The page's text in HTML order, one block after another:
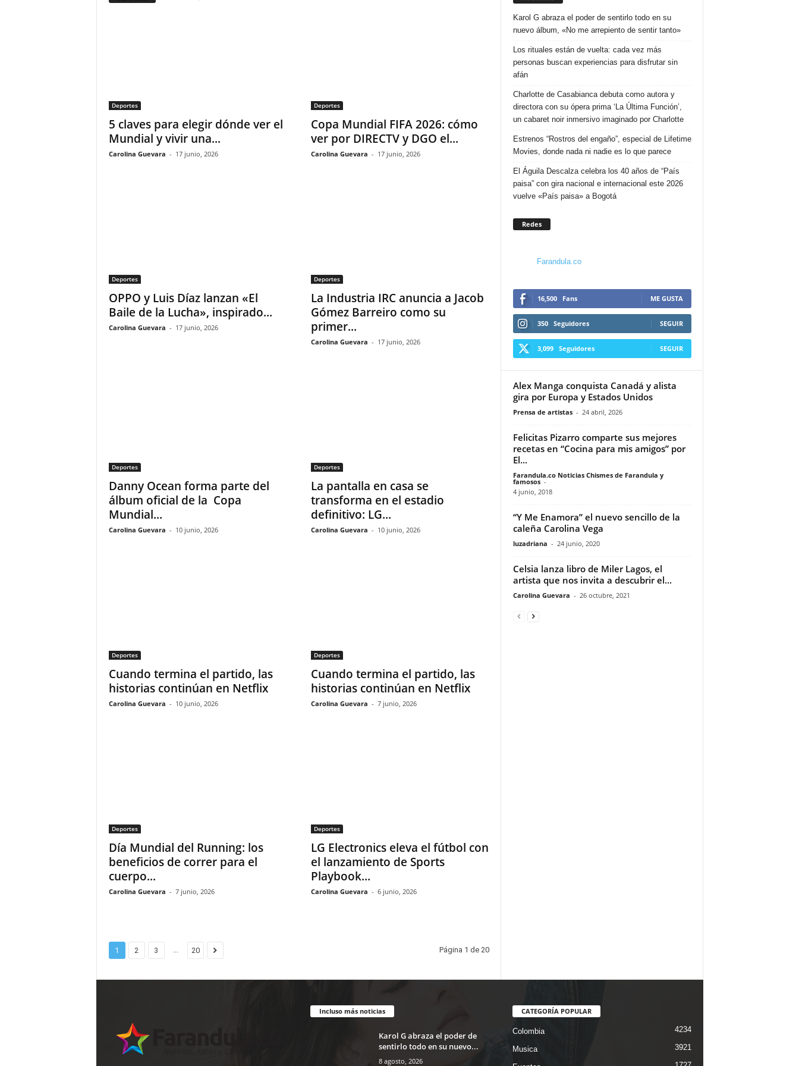
Deportes
5 claves para elegir dónde ver el
Mundial y vivir una...
Carolina Guevara - 17 junio, 2026
Deportes
Copa Mundial FIFA 2026: cómo
ver por DIRECTV y DGO el...
Carolina Guevara - 17 junio, 2026
Deportes
OPPO y Luis Díaz lanzan «El
Baile de la Lucha», inspirado...
Carolina Guevara - 17 junio, 2026
Deportes
La Industria IRC anuncia a Jacob
Gómez Barreiro como su
primer...
Carolina Guevara - 17 junio, 2026
Deportes
Danny Ocean forma parte del
álbum oficial de la Copa
Mundial...
Carolina Guevara - 10 junio, 2026
Deportes
La pantalla en casa se
transforma en el estadio
definitivo: LG...
Carolina Guevara - 10 junio, 2026
Deportes
Cuando termina el partido, las
historias continúan en Netflix
Carolina Guevara - 10 junio, 2026
Deportes
Cuando termina el partido, las
historias continúan en Netflix
Carolina Guevara - 7 junio, 2026
Deportes
Día Mundial del Running: los
beneficios de correr para el
cuerpo...
Carolina Guevara - 7 junio, 2026
Deportes
LG Electronics eleva el fútbol con
el lanzamiento de Sports
Playbook...
Carolina Guevara - 6 junio, 2026
1 2 3 ... 20 Página 1 de 20
Karol G abraza el poder de sentirlo todo en su
nuevo álbum, «No me arrepiento de sentir tanto»
Los rituales están de vuelta: cada vez más
personas buscan experiencias para disfrutar sin
afán
Charlotte de Casabianca debuta como autora y
directora con su ópera prima ‘La Última Función’,
un cabaret noir inmersivo imaginado por Charlotte
Estrenos “Rostros del engaño”, especial de Lifetime
Movies, donde nada ni nadie es lo que parece
El Águila Descalza celebra los 40 años de “País
paisa” con gira nacional e internacional este 2026
vuelve «País paisa» a Bogotá
Redes
Farandula.co
16,500 Fans ME GUSTA
350 Seguidores SEGUIR
3,099 Seguidores SEGUIR
Alex Manga conquista Canadá y alista
gira por Europa y Estados Unidos
Prensa de artistas - 24 abril, 2026
Felicitas Pizarro comparte sus mejores
recetas en “Cocina para mis amigos” por
El...
Farandula.co Noticias Chismes de Farandula y
famosos -
4 junio, 2018
“Y Me Enamora” el nuevo sencillo de la
caleña Carolina Vega
luzadriana - 24 junio, 2020
Celsia lanza libro de Miler Lagos, el
artista que nos invita a descubrir el...
Carolina Guevara - 26 octubre, 2021
Incluso más noticias
Karol G abraza el poder de
sentirlo todo en su nuevo...
8 agosto, 2026
CATEGORÍA POPULAR
Colombia 4234
Musica 3921